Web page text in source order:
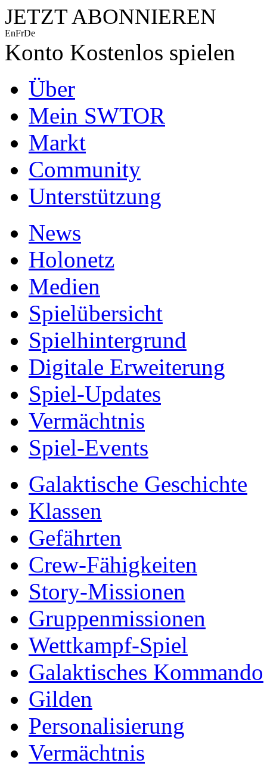
JETZT ABONNIEREN
EnFrDe
Konto Kostenlos spielen
Über
Mein SWTOR
Markt
Community
Unterstützung
News
Holonetz
Medien
Spielübersicht
Spielhintergrund
Digitale Erweiterung
Spiel-Updates
Vermächtnis
Spiel-Events
Galaktische Geschichte
Klassen
Gefährten
Crew-Fähigkeiten
Story-Missionen
Gruppenmissionen
Wettkampf-Spiel
Galaktisches Kommando
Gilden
Personalisierung
Vermächtnis